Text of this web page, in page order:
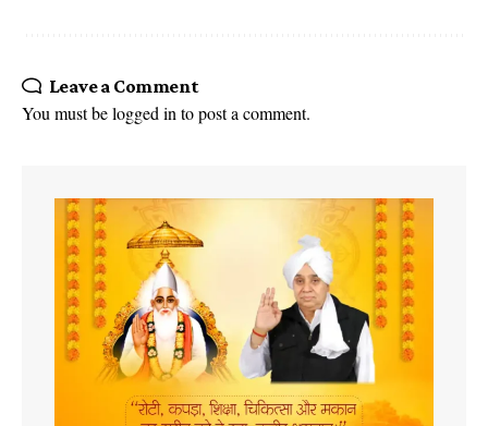
Leave a Comment
You must belogged in to post a comment.